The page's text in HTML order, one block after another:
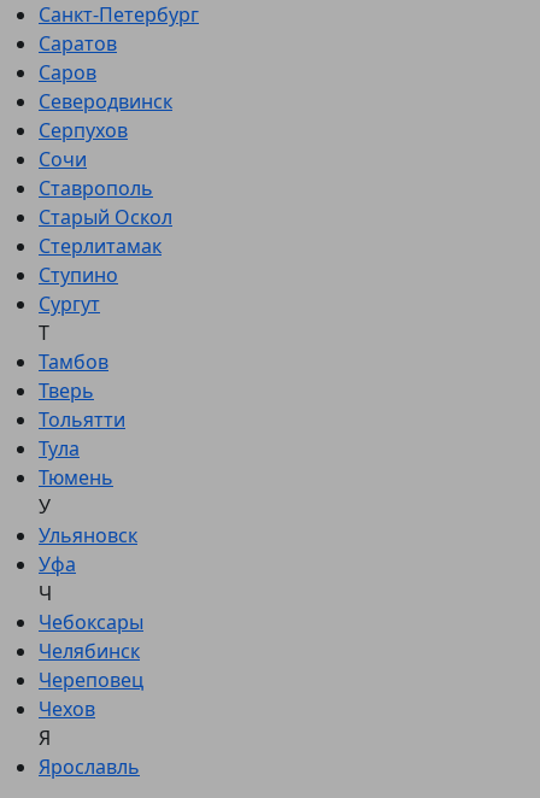
Санкт-Петербург
Саратов
Саров
Северодвинск
Серпухов
Сочи
Ставрополь
Старый Оскол
Стерлитамак
Ступино
Сургут
Т
Тамбов
Тверь
Тольятти
Тула
Тюмень
У
Ульяновск
Уфа
Ч
Чебоксары
Челябинск
Череповец
Чехов
Я
Ярославль